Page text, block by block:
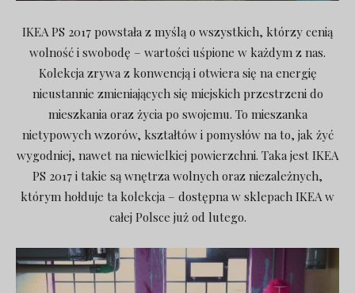
IKEA PS 2017 powstała z myślą o wszystkich, którzy cenią
wolność i swobodę – wartości uśpione w każdym z nas.
Kolekcja zrywa z konwencją i otwiera się na energię
nieustannie zmieniających się miejskich przestrzeni do
mieszkania oraz życia po swojemu. To mieszanka
nietypowych wzorów, kształtów i pomysłów na to, jak żyć
wygodniej, nawet na niewielkiej powierzchni. Taka jest IKEA
PS 2017 i takie są wnętrza wolnych oraz niezależnych,
którym hołduje ta kolekcja – dostępna w sklepach IKEA w
całej Polsce już od lutego.